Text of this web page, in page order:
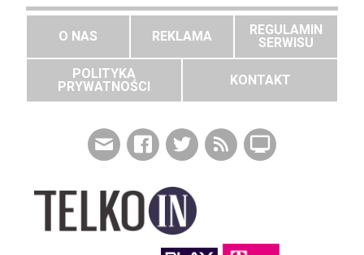
O NAS REKLAMA
REGULAMIN
SERWISU
POLITYKA
PRYWATNOŚCI
KONTAKT